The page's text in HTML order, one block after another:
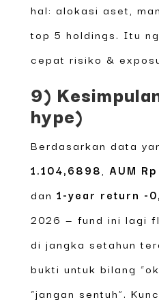
hal: alokasi aset,
top 5 holdings. Itu
cepat risiko &
9)
hype)
Berdasarkan data
1.104,6898
AUM
dan 1-year return -
2026 — fund ini lagi
di jangka setahun
bukti untuk bilang
“jangan sentuh”.